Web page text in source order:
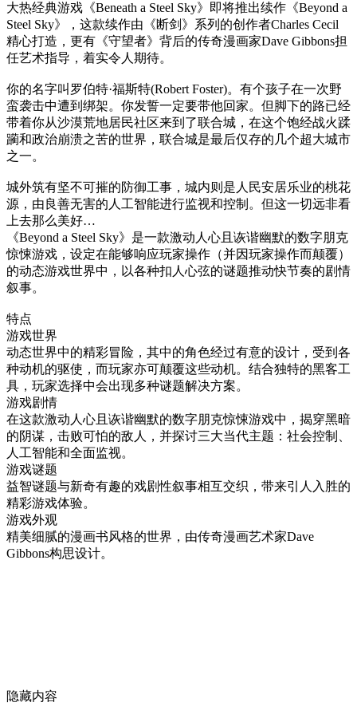
大热经典游戏《Beneath a Steel Sky》即将推出续作《Beyond a
Steel Sky》，这款续作由《断剑》系列的创作者Charles Cecil
精心打造，更有《守望者》背后的传奇漫画家Dave Gibbons担
任艺术指导，着实令人期待。
你的名字叫罗伯特·福斯特(Robert Foster)。有个孩子在一次野
蛮袭击中遭到绑架。你发誓一定要带他回家。但脚下的路已经
带着你从沙漠荒地居民社区来到了联合城，在这个饱经战火蹂
躏和政治崩溃之苦的世界，联合城是最后仅存的几个超大城市
之一。
城外筑有坚不可摧的防御工事，城内则是人民安居乐业的桃花
源，由良善无害的人工智能进行监视和控制。但这一切远非看
上去那么美好…
《Beyond a Steel Sky》是一款激动人心且诙谐幽默的数字朋克
惊悚游戏，设定在能够响应玩家操作（并因玩家操作而颠覆）
的动态游戏世界中，以各种扣人心弦的谜题推动快节奏的剧情
叙事。
特点
游戏世界
动态世界中的精彩冒险，其中的角色经过有意的设计，受到各
种动机的驱使，而玩家亦可颠覆这些动机。结合独特的黑客工
具，玩家选择中会出现多种谜题解决方案。
游戏剧情
在这款激动人心且诙谐幽默的数字朋克惊悚游戏中，揭穿黑暗
的阴谋，击败可怕的敌人，并探讨三大当代主题：社会控制、
人工智能和全面监视。
游戏谜题
益智谜题与新奇有趣的戏剧性叙事相互交织，带来引人入胜的
精彩游戏体验。
游戏外观
精美细腻的漫画书风格的世界，由传奇漫画艺术家Dave
Gibbons构思设计。
隐藏内容